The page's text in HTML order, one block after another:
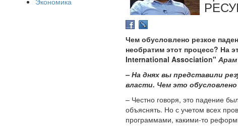
Чем обусловлено резкое
необратим этот процесс? На
International Association" Арам
– На днях вы представили
власти. Чем это
– Честно говоря, это падение
объяснять. Но с учетом всех
программами, какими-то